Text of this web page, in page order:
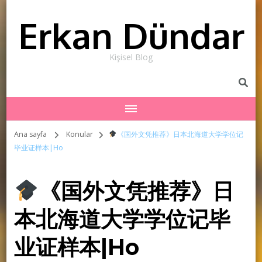
Erkan Dündar
Kişisel Blog
Ana sayfa Konular
《国外文凭推荐》日本北海道大学学位记
毕业证样本|Ho
《国外文凭推荐》日
本北海道大学学位记毕
业证样本|Ho